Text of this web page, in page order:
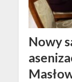
Nowy